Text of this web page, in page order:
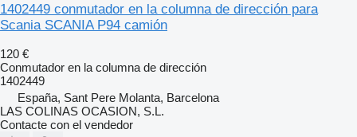
1402449 conmutador en la columna de dirección para
Scania SCANIA P94 camión
120 €
Conmutador en la columna de dirección
1402449
España, Sant Pere Molanta, Barcelona
LAS COLINAS OCASION, S.L.
Contacte con el vendedor